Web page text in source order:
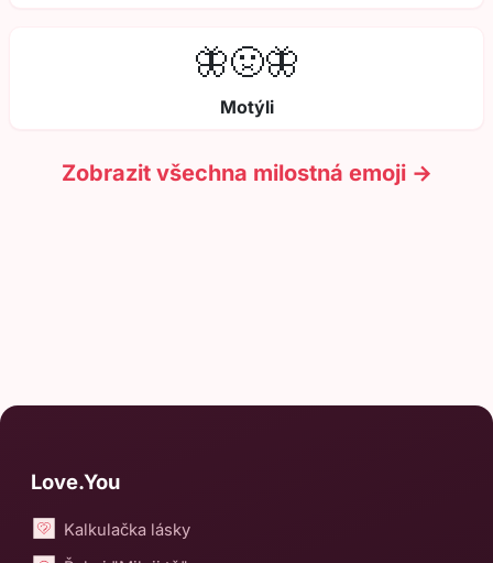
🦋🤢🦋
Motýli
Zobrazit všechna milostná emoji →
Love.You
Kalkulačka lásky